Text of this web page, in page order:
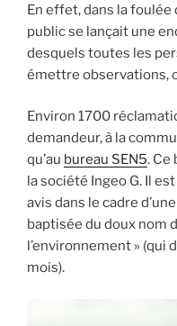
En effet, dans la foulée
public se lançait une
desquels toutes les
émettre observations,
Environ 1700
demandeur, à la
qu’au bureau SEN5. Ce
la société Ingeo G. Il
avis dans le cadre
baptisée du doux nom
l’environnement »
mois).